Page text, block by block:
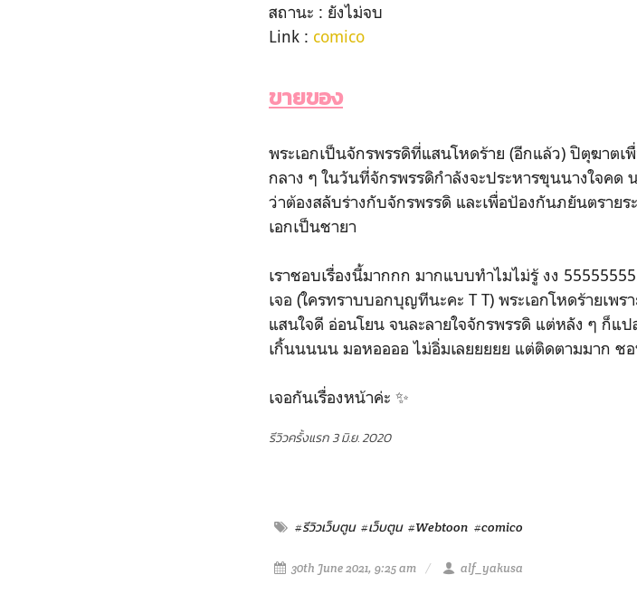
สถานะ : ยังไม่จบ
Link : comico
ขายของ
พระเอกเป็นจักรพรรดิที่แสนโหดร้าย (อีกแล้ว) ปิตุฆาต
กลาง ๆ ในวันที่จักรพรรดิกำลังจะประหารขุนนางใจคด
ว่าต้องสลับร่างกับจักรพรรดิ และเพื่อป้องกันภยันตราย
เอกเป็นชายา
เราชอบเรื่องนี้มากกก มากแบบทำไมไม่รู้ งง
เจอ (ใครทราบบอกบุญทีนะคะ T T) พระเอกโหดร้ายเพรา
แสนใจดี อ่อนโยน จนละลายใจจักรพรรดิ แต่หลัง ๆ ก็แ
เกิ้นนนนน มอหออออ ไม่อิ่มเลยยยยย แต่ติดตามมาก ช
เจอกันเรื่องหน้าค่ะ ✨
รีวิวครั้งแรก 3 มิ.ย. 2020
#รีวิวเว็บตูน #เว็บตูน #Webtoon #comico
30th June 2021, 9:25 am alf_yakusa